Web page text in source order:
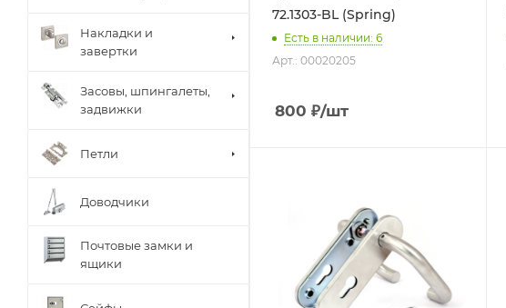
72.1303-BL (Spring)
Есть в наличии: 6
Арт.: 00020205
800 ₽/шт
Накладки и
завертки
Засовы, шпингалеты,
задвижки
Петли
Доводчики
Почтовые замки и
ящики